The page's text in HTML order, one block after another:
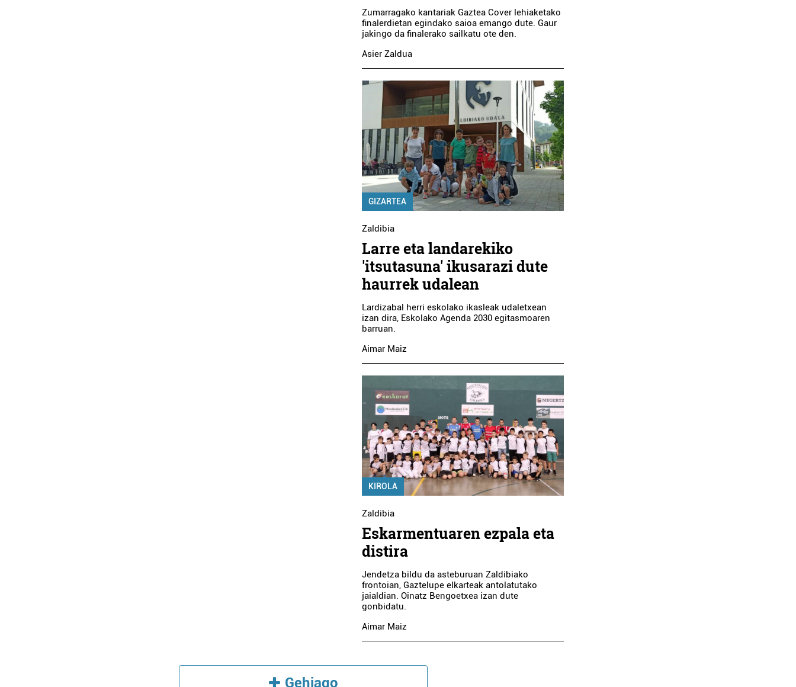
Zumarragako kantariak Gaztea Cover lehiaketako
finalerdietan egindako saioa emango dute. Gaur
jakingo da finalerako sailkatu ote den.
Asier Zaldua
GIZARTEA
Zaldibia
Larre eta landarekiko
'itsutasuna' ikusarazi dute
haurrek udalean
Lardizabal herri eskolako ikasleak udaletxean
izan dira, Eskolako Agenda 2030 egitasmoaren
barruan.
Aimar Maiz
KIROLA
Zaldibia
Eskarmentuaren ezpala eta
distira
Jendetza bildu da asteburuan Zaldibiako
frontoian, Gaztelupe elkarteak antolatutako
jaialdian. Oinatz Bengoetxea izan dute
gonbidatu.
Aimar Maiz
Gehiago